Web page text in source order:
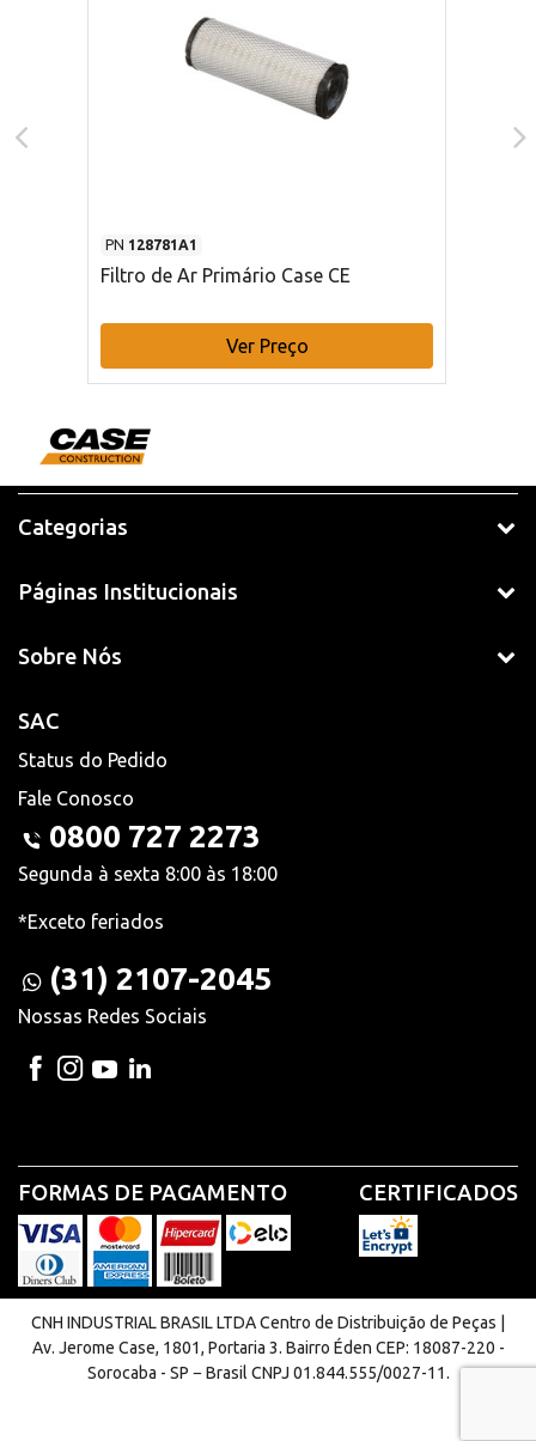
PN 128781A1
Filtro de Ar Primário Case CE
Ver Preço
Categorias
Páginas Institucionais
Sobre Nós
SAC
Status do Pedido
Fale Conosco
0800 727 2273
Segunda à sexta 8:00 às 18:00
*Exceto feriados
(31) 2107-2045
Nossas Redes Sociais
FORMAS DE PAGAMENTO CERTIFICADOS
CNH INDUSTRIAL BRASIL LTDA Centro de Distribuição de Peças |
Av. Jerome Case, 1801, Portaria 3. Bairro Éden CEP: 18087-220 -
Sorocaba - SP − Brasil CNPJ 01.844.555/0027-11.